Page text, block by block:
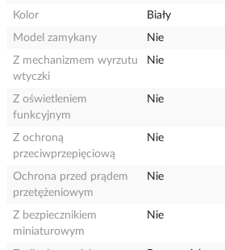
Kolor
Biały
Model zamykany
Nie
Z mechanizmem wyrzutu
wtyczki
Nie
Z oświetleniem
funkcyjnym
Nie
Z ochroną
przeciwprzepięciową
Nie
Ochrona przed prądem
przetężeniowym
Nie
Z bezpiecznikiem
miniaturowym
Nie